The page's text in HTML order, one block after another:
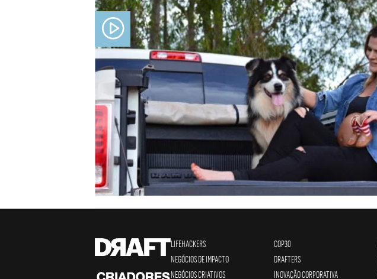
LIFEHACKERS
NEGÓCIOS DE IMPACTO
NEGÓCIOS CRIATIVOS
COP30
DRAFTERS
INOVAÇÃO CORPORATIVA